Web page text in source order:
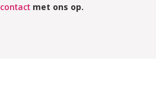
contact met ons op.